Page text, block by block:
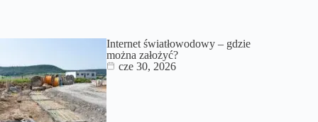
Internet światłowodowy – gdzie
można założyć?
cze 30, 2026